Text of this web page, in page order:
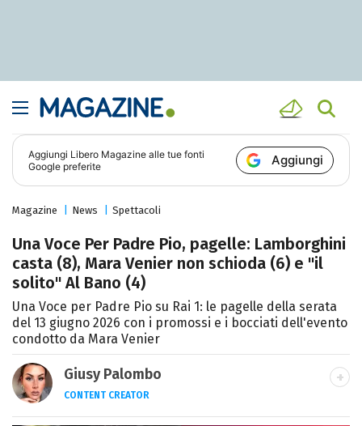
Aggiungi Libero Magazine alle tue fonti
Google preferite
Aggiungi
Magazine News Spettacoli
Una Voce Per Padre Pio, pagelle: Lamborghini
casta (8), Mara Venier non schioda (6) e "il
solito" Al Bano (4)
Una Voce per Padre Pio su Rai 1: le pagelle della serata
del 13 giugno 2026 con i promossi e i bocciati dell'evento
condotto da Mara Venier
Giusy Palombo
CONTENT CREATOR
LINKEDIN
INSTAGRAM ALTRI SITI